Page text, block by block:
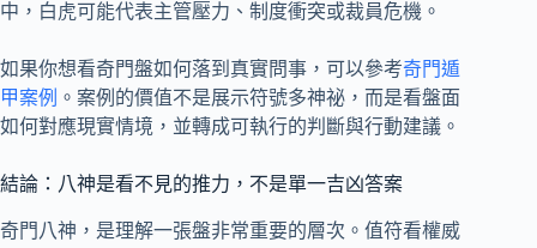
中，白虎可能代表主管壓力、制度衝突或裁員危機。
如果你想看奇門盤如何落到真實問事，可以參考奇門遁
甲案例 。案例的價值不是展示符號多神祕，而是看盤面
如何對應現實情境，並轉成可執行的判斷與行動建議。
結論：八神是看不見的推力，不是單一吉凶答案
奇門八神，是理解一張盤非常重要的層次。值符看權威